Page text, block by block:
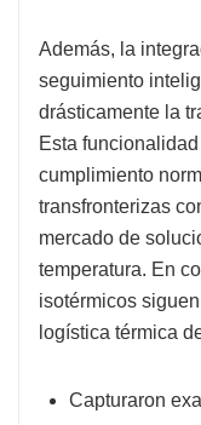
Además, la
seguimiento
drásticamente la
Esta
cumplimiento
transfronterizas
mercado de
temperatura. En
isotérmicos
logística térmica
Capturaron